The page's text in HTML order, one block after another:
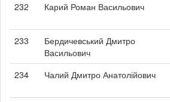
232
Карий Роман Васильович
233
Бердичевський Дмитро
Васильович
234
Чалий Дмитро Анатолійович